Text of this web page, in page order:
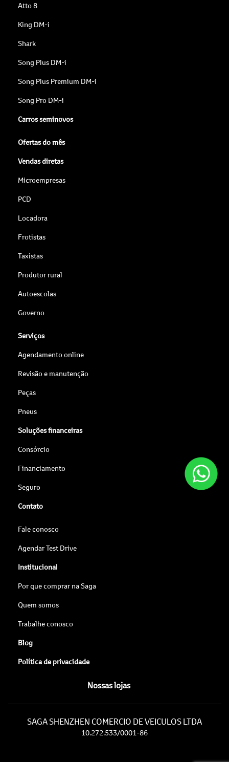
Atto 8
King DM-i
Shark
Song Plus DM-i
Song Plus Premium DM-i
Song Pro DM-i
Carros seminovos
Ofertas do mês
Vendas diretas
Microempresas
PCD
Locadora
Frotistas
Taxistas
Produtor rural
Autoescolas
Governo
Serviços
Agendamento online
Revisão e manutenção
Peças
Pneus
Soluções financeiras
Consórcio
Financiamento
Seguro
Contato
Fale conosco
Agendar Test Drive
Institucional
Por que comprar na Saga
Quem somos
Trabalhe conosco
Blog
Política de privacidade
Nossas lojas
SAGA SHENZHEN COMERCIO DE VEICULOS LTDA
10.272.533/0001-86